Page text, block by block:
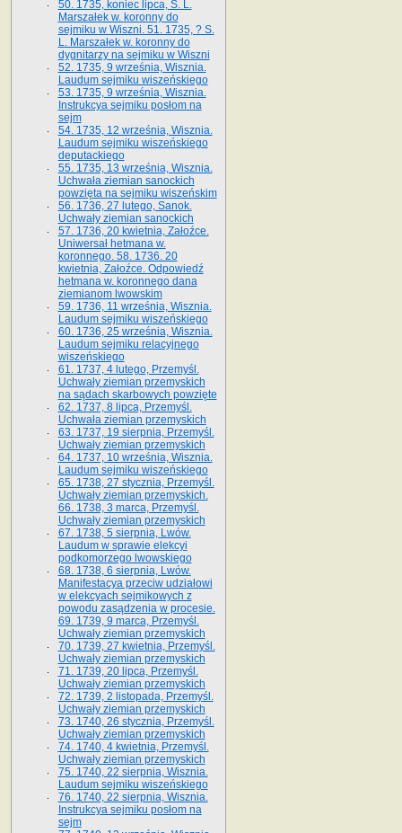
50. 1735, koniec lipca, S. L.
Marszałek w. koronny do
sejmiku w Wiszni. 51. 1735, ? S.
L. Marszałek w. koronny do
dygnitarzy na sejmiku w Wiszni
52. 1735, 9 września, Wisznia.
Laudum sejmiku wiszeńskiego
53. 1735, 9 września, Wisznia.
Instrukcya sejmiku posłom na
sejm
54. 1735, 12 września, Wisznia.
Laudum sejmiku wiszeńskiego
deputackiego
55. 1735, 13 września, Wisznia.
Uchwała ziemian sanockich
powzięta na sejmiku wiszeńskim
56. 1736, 27 lutego, Sanok.
Uchwały ziemian sanockich
57. 1736, 20 kwietnia, Załoźce.
Uniwersał hetmana w.
koronnego. 58. 1736. 20
kwietnia, Załoźce. Odpowiedź
hetmana w. koronnego dana
ziemianom lwowskim
59. 1736, 11 września, Wisznia.
Laudum sejmiku wiszeńskiego
60. 1736, 25 września, Wisznia.
Laudum sejmiku relacyjnego
wiszeńskiego
61. 1737, 4 lutego, Przemyśl.
Uchwały ziemian przemyskich
na sądach skarbowych powzięte
62. 1737, 8 lipca, Przemyśl.
Uchwała ziemian przemyskich
63. 1737, 19 sierpnia, Przemyśl.
Uchwały ziemian przemyskich
64. 1737, 10 września, Wisznia.
Laudum sejmiku wiszeńskiego
65. 1738, 27 stycznia, Przemyśl.
Uchwały ziemian przemyskich­­.
66. 1738, 3 marca, Przemyśl.
Uchwały ziemian przemyskich­
67. 1738, 5 sierpnia, Lwów.
Laudum w sprawie elekcyi
podkomorzego lwowskiego
68. 1738, 6 sierpnia, Lwów.
Manifestacya przeciw udziałowi
w elekcyach sejmikowych z
powodu zasądzenia w procesie.
69. 1739, 9 marca, Przemyśl.
Uchwały ziemian przemyskich
70. 1739, 27 kwietnia, Przemyśl.
Uchwały ziemian przemyskich
71. 1739, 20 lipca, Przemyśl.
Uchwały ziemian przemyskich
72. 1739, 2 listopada, Przemyśl.
Uchwały ziemian przemyskich
73. 1740, 26 stycznia, Przemyśl.
Uchwały ziemian przemyskich
74. 1740, 4 kwietnia, Przemyśl.
Uchwały ziemian przemyskich
75. 1740, 22 sierpnia, Wisznia.
Laudum sejmiku wiszeńskiego
76. 1740, 22 sierpnia, Wisznia.
Instrukcya sejmiku posłom na
sejm